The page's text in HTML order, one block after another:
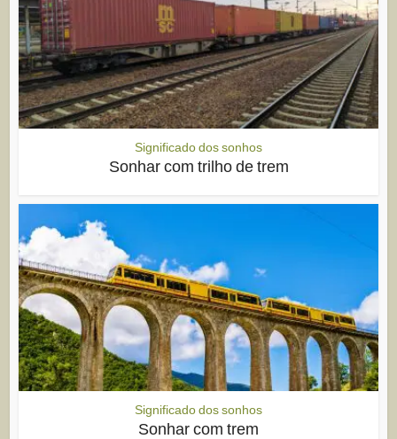
Significado dos sonhos
Sonhar com trilho de trem
Significado dos sonhos
Sonhar com trem